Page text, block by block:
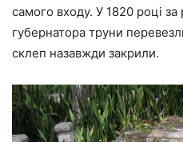
самого входу. У 1820 році
губернатора труни
склеп назавжди закрили.